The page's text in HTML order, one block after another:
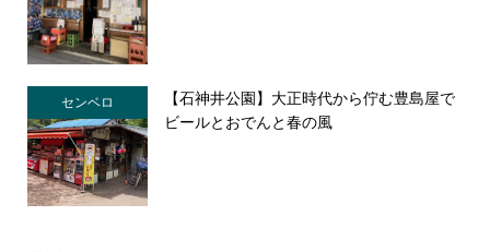
センベロ
【石神井公園】大正時代から佇む豊島屋で
ビールとおでんと春の風